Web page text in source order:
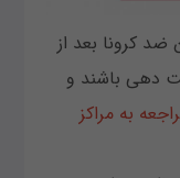
کرونا بعد از
دهی باشند و
به مراکز